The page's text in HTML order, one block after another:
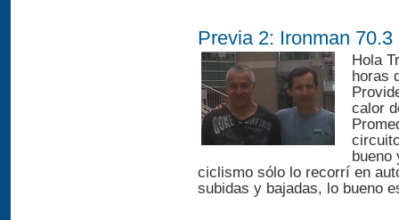
Previa 2: Ironman
Hola
horas
calor
bueno
ciclismo sólo lo recorrí en
subidas y bajadas, lo bueno